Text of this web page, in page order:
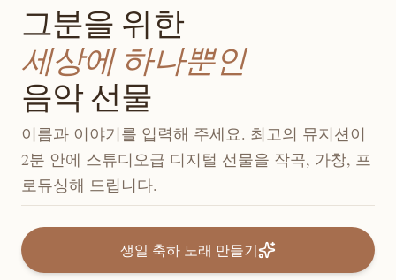
그분을 위한
세상에 하나뿐인
음악 선물
이름과 이야기를 입력해 주세요. 최고의 뮤지션이
2분 안에 스튜디오급 디지털 선물을 작곡, 가창, 프
로듀싱해 드립니다.
생일 축하 노래 만들기